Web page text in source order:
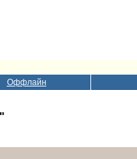
Оффлайн